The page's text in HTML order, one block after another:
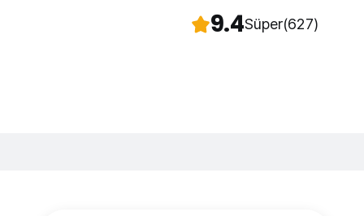
9.4Süper(627)